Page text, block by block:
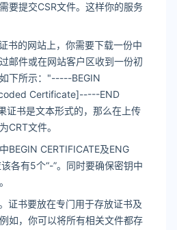
要提交CSR文件。这样你的服务
书的网站上，你需要下载一份中
邮件或在网站客户区收到一份初
下所示："-----BEGIN
Certificate]-----END
证书是文本形式的，那么在上传
CRT文件。
BEGIN CERTIFICATE及ENG
各有5个“-”。同时要确保密钥中
证书要放在专门用于存放证书及
如，你可以将所有相关文件都存